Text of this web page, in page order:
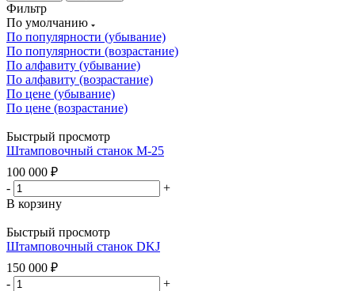
Фильтр
По умолчанию
По популярности (убывание)
По популярности (возрастание)
По алфавиту (убывание)
По алфавиту (возрастание)
По цене (убывание)
По цене (возрастание)
Быстрый просмотр
Штамповочный станок М-25
100 000 ₽
-
+
В корзину
Быстрый просмотр
Штамповочный станок DKJ
150 000 ₽
-
+